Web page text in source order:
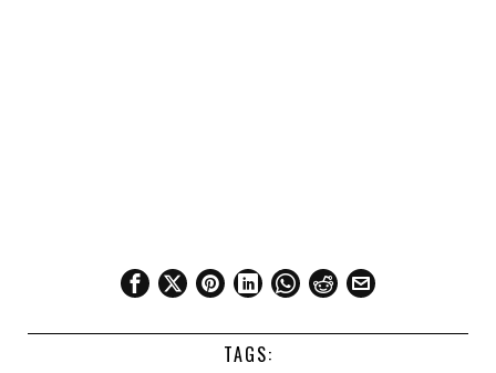
TAGS: